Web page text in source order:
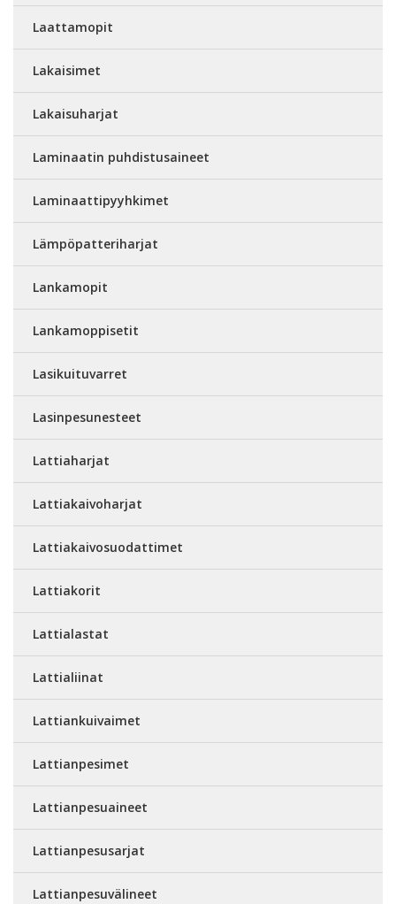
Laattamopit
Lakaisimet
Lakaisuharjat
Laminaatin puhdistusaineet
Laminaattipyyhkimet
Lämpöpatteriharjat
Lankamopit
Lankamoppisetit
Lasikuituvarret
Lasinpesunesteet
Lattiaharjat
Lattiakaivoharjat
Lattiakaivosuodattimet
Lattiakorit
Lattialastat
Lattialiinat
Lattiankuivaimet
Lattianpesimet
Lattianpesuaineet
Lattianpesusarjat
Lattianpesuvälineet